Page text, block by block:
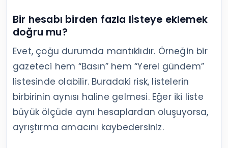
Bir hesabı birden fazla listeye eklemek
doğru mu?
Evet, çoğu durumda mantıklıdır. Örneğin bir
gazeteci hem “Basın” hem “Yerel gündem”
listesinde olabilir. Buradaki risk, listelerin
birbirinin aynısı haline gelmesi. Eğer iki liste
büyük ölçüde aynı hesaplardan oluşuyorsa,
ayrıştırma amacını kaybedersiniz.